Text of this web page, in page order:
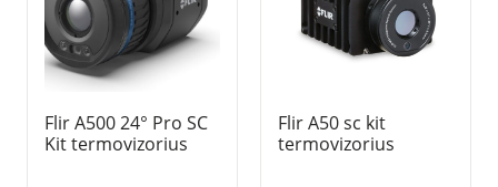
Flir A500 24° Pro SC
Kit termovizorius
Flir A50 sc kit
termovizorius